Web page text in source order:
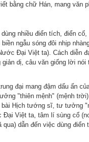
bằng chữ Hán, mang văn
nhiều điển tích, điển
ngẫu sóng đôi nhịp
Đại Việt ta). Cách diễn
giản dị, câu văn giống lời
đại mang đậm dấu ấn
"thiên mệnh" (mệnh
bài Hịch tướng sĩ, tư tưởng
Đại Việt ta, tâm lí sùng cổ
qua) dẫn đến việc dùng